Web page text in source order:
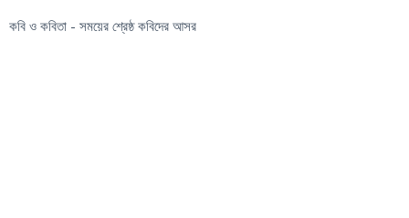
কবি ও কবিতা - সময়ের শ্রেষ্ঠ কবিদের আসর